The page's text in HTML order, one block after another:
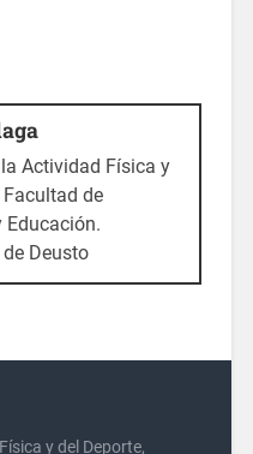
Actividad Física y
de
Educación.
Deusto
y del Deporte,